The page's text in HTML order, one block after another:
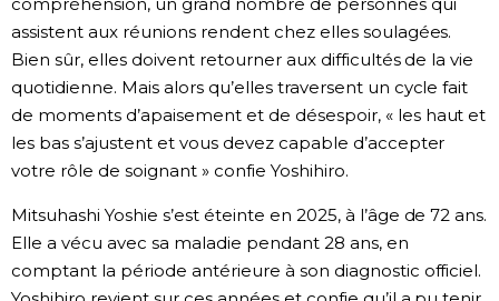
assistent aux réunions rendent chez elles soulagées.
Bien sûr, elles doivent retourner aux difficultés de la vie
quotidienne. Mais alors qu’elles traversent un cycle fait
de moments d’apaisement et de désespoir, « les haut et
les bas s’ajustent et vous devez capable d’accepter
votre rôle de soignant » confie Yoshihiro.
Mitsuhashi Yoshie s’est éteinte en 2025, à l’âge de 72 ans.
Elle a vécu avec sa maladie pendant 28 ans, en
comptant la période antérieure à son diagnostic officiel.